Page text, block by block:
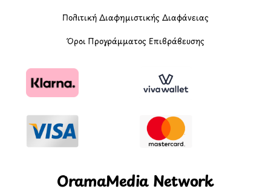
Πολιτική Διαφημιστικής Διαφάνειας
Όροι Προγράμματος Επιβράβευσης
OramaMedia Network